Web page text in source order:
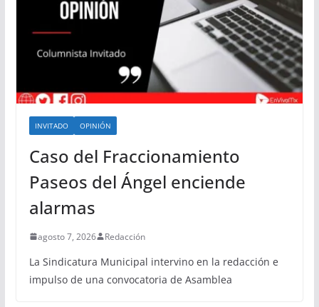
INVITADO OPINIÓN
Caso del Fraccionamiento
Paseos del Ángel enciende
alarmas
agosto 7, 2026 Redacción
La Sindicatura Municipal intervino en la redacción e
impulso de una convocatoria de Asamblea